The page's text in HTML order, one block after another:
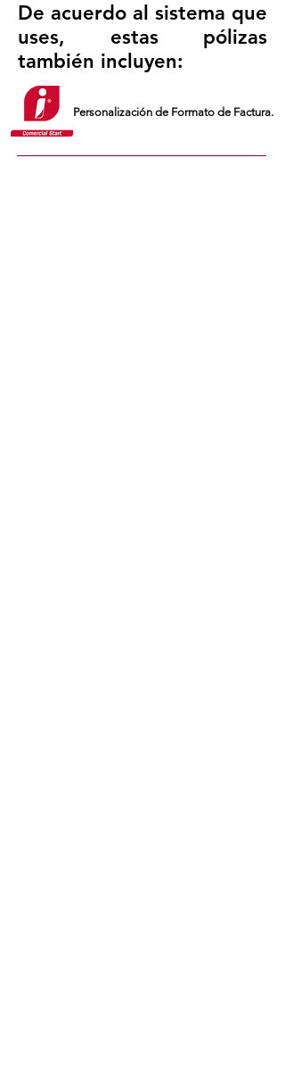
De acuerdo al sistema que
uses, estas pólizas
también incluyen:
Personalización de Formato de Factura.